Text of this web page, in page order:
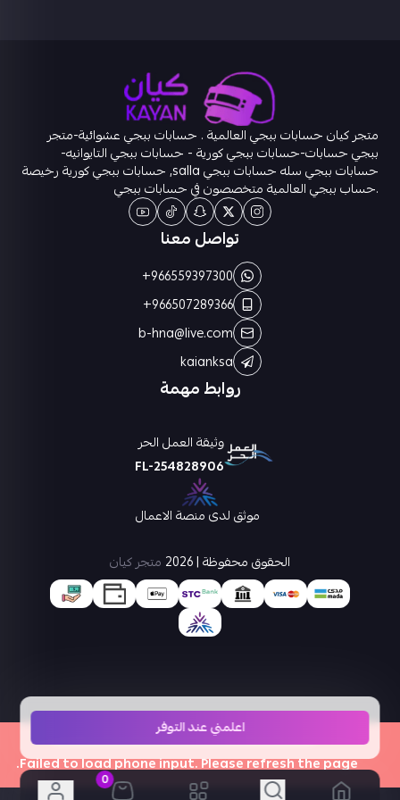
0
اعلمني عند التوفر
متجر كيان حسابات ببجي العالمية . حسابات ببجي عشوائية-متجر
ببجي حسابات-حسابات ببجي كورية - حسابات ببجي التايوانيه-
حسابات ببجي سله حسابات ببجي salla, حسابات ببجي كورية رخيصة
.حساب ببجي العالمية متخصصون في حسابات ببجي
روابط مهمة
تواصل معنا
+966559397300
+966507289366
b-hna@live.com
kaianksa
وثيقة العمل الحر
FL-254828906
موثق لدى منصة الاعمال
الحقوق محفوظة | 2026
متجر كيان
Failed to load phone input. Please refresh the page.